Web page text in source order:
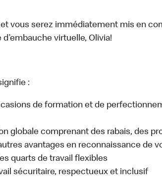
vous serez immédiatement mis en
virtuelle, Olivia!
:
de formation et de
globale comprenant des rabais, des
avantages en reconnaissance de
quarts de travail flexibles
sécuritaire, respectueux et inclusif